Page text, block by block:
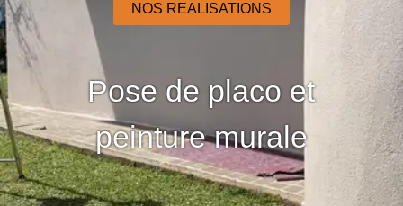
NOS REALISATIONS
Pose de placo et
peinture murale